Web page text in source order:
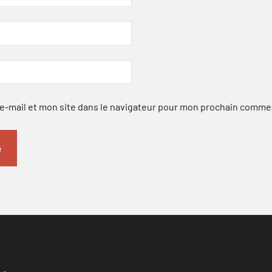
mail et mon site dans le navigateur pour mon prochain